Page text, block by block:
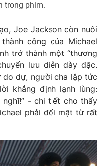
Việt Nam
trong phim.
Joe Jackson còn nuôi
công của Michael
trở thành một “thương
lưu diễn dày đặc.
do dự, người cha lập tức
khẳng định lạnh lùng:
- chi tiết cho thấy
phải đối mặt từ rất